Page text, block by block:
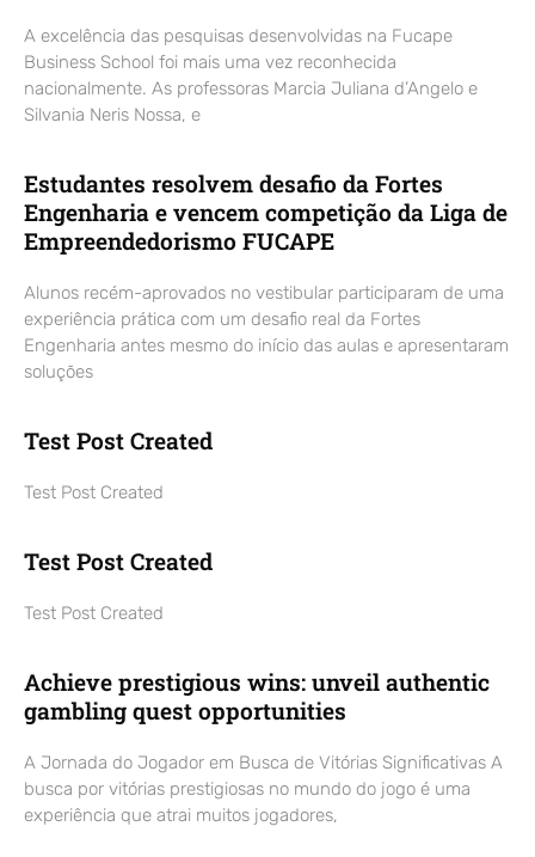
A excelência das pesquisas desenvolvidas na Fucape
Business School foi mais uma vez reconhecida
nacionalmente. As professoras Marcia Juliana d’Angelo e
Silvania Neris Nossa, e
Estudantes resolvem desafio da Fortes
Engenharia e vencem competição da Liga de
Empreendedorismo FUCAPE
Alunos recém-aprovados no vestibular participaram de uma
experiência prática com um desafio real da Fortes
Engenharia antes mesmo do início das aulas e apresentaram
soluções
Test Post Created
Test Post Created
Test Post Created
Test Post Created
Achieve prestigious wins: unveil authentic
gambling quest opportunities
A Jornada do Jogador em Busca de Vitórias Significativas A
busca por vitórias prestigiosas no mundo do jogo é uma
experiência que atrai muitos jogadores,